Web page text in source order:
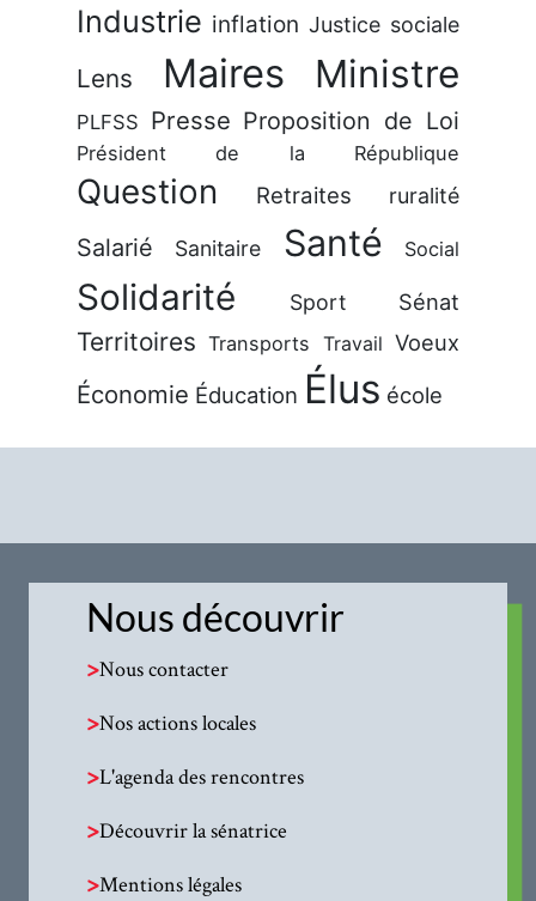
Industrie inflation Justice sociale
Lens Maires Ministre
PLFSS Presse Proposition de Loi
Président de la République
Question Retraites ruralité
Salarié Sanitaire Santé Social
Solidarité Sport Sénat
Territoires Transports Travail Voeux
Économie Éducation Élus école
Nous découvrir
>Nous contacter
>Nos actions locales
>L'agenda des rencontres
>Découvrir la sénatrice
>Mentions légales